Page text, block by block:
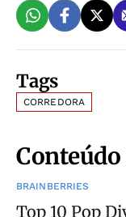
Tags
CORREDORA